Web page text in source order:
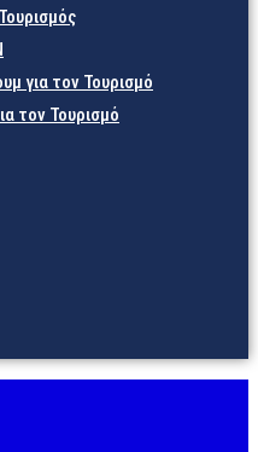
για τον Τουρισμό
τον Τουρισμό